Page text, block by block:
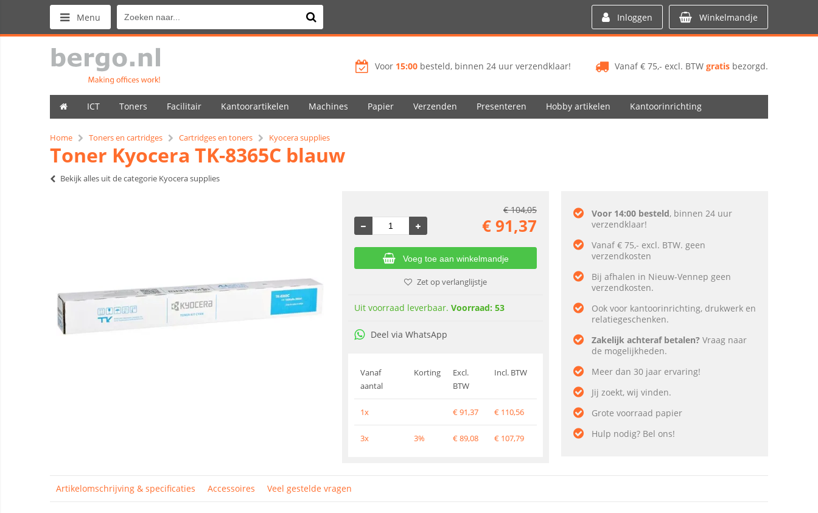
Menu Inloggen Winkelmandje
Vanaf € 75,- excl. BTW gratis bezorgd.
Voor 15:00 besteld, binnen 24 uur verzendklaar!
ICT Toners Facilitair Kantoorartikelen Machines Papier Verzenden Presenteren Hobby artikelen Kantoorinrichting
Home Toners en cartridges Cartridges en toners Kyocera supplies
Toner Kyocera TK-8365C blauw
Bekijk alles uit de categorie Kyocera supplies
€104,05
€91,37
Voeg toe aan winkelmandje
Zet op verlanglijstje
Uit voorraad leverbaar. Voorraad: 53
Deel via WhatsApp
Vanaf
aantal
Korting
Excl.
BTW
Incl. BTW
1x €91,37 € 110,56
3x 3% €89,08 € 107,79
Voor 14:00 besteld, binnen 24 uur
verzendklaar!
Vanaf € 75,- excl. BTW. geen
verzendkosten
Bij afhalen in Nieuw-Vennep geen
verzendkosten.
Ook voor kantoorinrichting, drukwerk en
relatiegeschenken.
Zakelijk achteraf betalen? Vraag naar
de mogelijkheden.
Meer dan 30 jaar ervaring!
Jij zoekt, wij vinden.
Grote voorraad papier
Hulp nodig? Bel ons!
Artikelomschrijving & specificaties Accessoires Veel gestelde vragen